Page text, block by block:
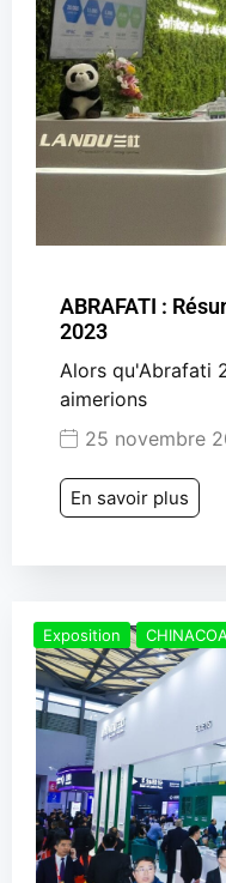
ABRAFATI :
2023
Alors qu'Abrafati
aimerions
25 novembre
En savoir plus
Exposition